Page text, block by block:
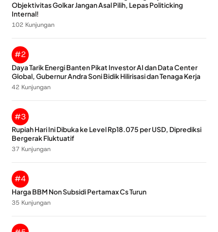
Objektivitas Golkar Jangan Asal Pilih, Lepas Politicking
Internal!
102 Kunjungan
#2
Daya Tarik Energi Banten Pikat Investor AI dan Data Center
Global, Gubernur Andra Soni Bidik Hilirisasi dan Tenaga Kerja
42 Kunjungan
#3
Rupiah Hari Ini Dibuka ke Level Rp18.075 per USD, Diprediksi
Bergerak Fluktuatif
37 Kunjungan
#4
Harga BBM Non Subsidi Pertamax Cs Turun
35 Kunjungan